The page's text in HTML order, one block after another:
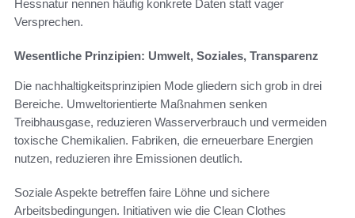
Hessnatur nennen häufig konkrete Daten statt vager
Versprechen.
Wesentliche Prinzipien: Umwelt, Soziales, Transparenz
Die nachhaltigkeitsprinzipien Mode gliedern sich grob in drei
Bereiche. Umweltorientierte Maßnahmen senken
Treibhausgase, reduzieren Wasserverbrauch und vermeiden
toxische Chemikalien. Fabriken, die erneuerbare Energien
nutzen, reduzieren ihre Emissionen deutlich.
Soziale Aspekte betreffen faire Löhne und sichere
Arbeitsbedingungen. Initiativen wie die Clean Clothes